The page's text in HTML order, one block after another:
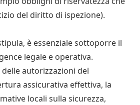
del diritto di ispezione).
è essenziale sottoporre il
legale e operativa.
delle autorizzazioni del
assicurativa effettiva, la
locali sulla sicurezza,